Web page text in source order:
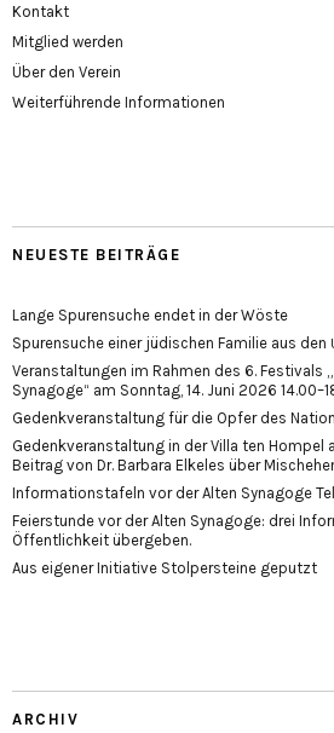
Kontakt
Mitglied werden
Über den Verein
Weiterführende Informationen
NEUESTE BEITRÄGE
Lange Spurensuche endet in der Wöste
Spurensuche einer jüdischen Familie aus den
Veranstaltungen im Rahmen des 6. Festivals
Synagoge“ am Sonntag, 14. Juni 2026
Gedenkveranstaltung für die Opfer des
Gedenkveranstaltung in der Villa ten Hompel
Beitrag von Dr. Barbara Elkeles über
Informationstafeln vor der Alten Synagoge
Feierstunde vor der Alten Synagoge: drei
Öffentlichkeit übergeben.
Aus eigener Initiative Stolpersteine geputzt
ARCHIV